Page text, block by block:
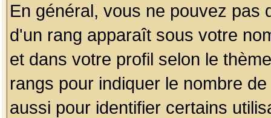
En général, vous ne pouvez pas
d'un rang apparaît sous votre
et dans votre profil selon le
rangs pour indiquer le nombre
aussi pour identifier certains